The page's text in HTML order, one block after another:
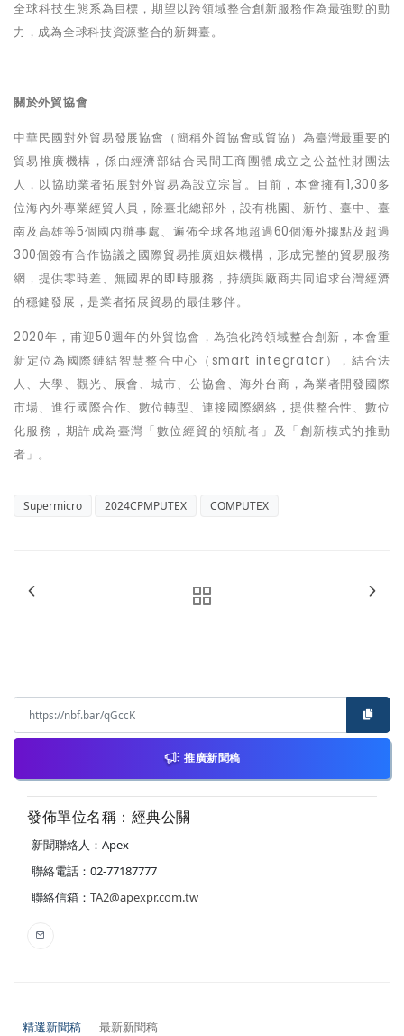
全球科技生態系為目標，期望以跨領域整合創新服務作為最強勁的動
力，成為全球科技資源整合的新舞臺。
關於外貿協會
中華民國對外貿易發展協會 （簡稱外貿協會或貿協 ） 為臺灣最重要的
貿易推廣機構，係由經濟部結合民間工商團體成立之公益性財團法
人，以協助業者拓展對外貿易為設立宗旨。目前，本會擁有1,300多
位海內外專業經貿人員，除臺北總部外，設有桃園、新竹、臺中、臺
南及高雄等5個國內辦事處、遍佈全球各地超過60個海外據點及超過
300個簽有合作協議之國際貿易推廣姐妹機構，形成完整的貿易服務
網，提供零時差、無國界的即時服務，持續與廠商共同追求台灣經濟
的穩健發展，是業者拓展貿易的最佳夥伴。
2020年，甫迎50週年的外貿協會，為強化跨領域整合創新，本會重
新定位為國際鏈結智慧整合中心 （ smart integrator ）
，結合法
人、大學、觀光、展會、城市、公協會、海外台商，為業者開發國際
市場、進行國際合作、數位轉型、連接國際網絡，提供整合性、數位
化服務，期許成為臺灣「數位經貿的領航者」及「創新模式的推動
者」。
Supermicro 2024CPMPUTEX COMPUTEX
推廣新聞稿
發佈單位名稱：經典公關
新聞聯絡人：Apex
聯絡電話：02-77187777
聯絡信箱： TA2@apexpr.com.tw
精選新聞稿 最新新聞稿